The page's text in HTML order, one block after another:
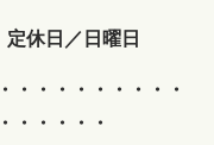
日／日曜日
・・・・・・・・・
・・・・・